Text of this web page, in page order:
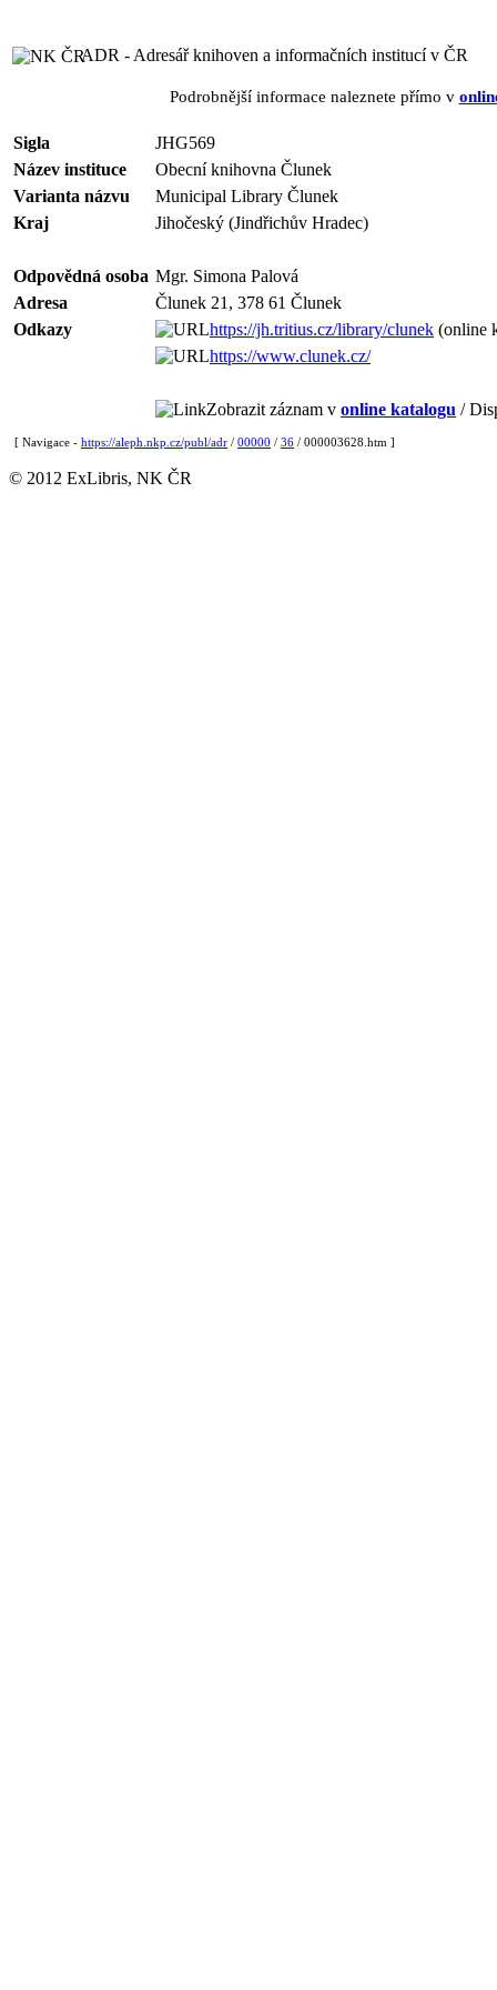
ADR - Adresář knihoven a informačních institucí v ČR
Podrobnější informace naleznete přímo v
Sigla
JHG569
Název instituce
Obecní knihovna Člunek
Varianta názvu
Municipal Library Člunek
Kraj
Jihočeský (Jindřichův Hradec)
Odpovědná osoba Mgr. Simona Palová
Adresa
Člunek 21, 378 61 Člunek
Odkazy
https://jh.tritius.cz/library/clunek (online
https://www.clunek.cz/
Zobrazit záznam v online katalogu /
[ Navigace - https://aleph.nkp.cz/publ/adr / 00000 / 36 / 000003628.htm ]
© 2012 ExLibris, NK ČR